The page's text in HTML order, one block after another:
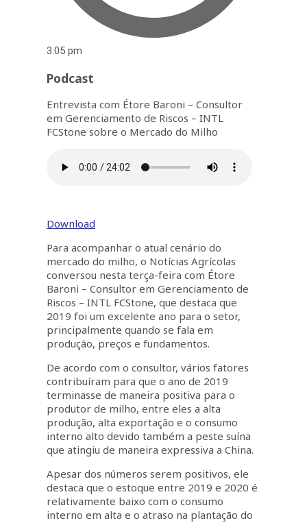
3:05 pm
Podcast
Entrevista com Étore Baroni – Consultor
em Gerenciamento de Riscos – INTL
FCStone sobre o Mercado do Milho
Download
Para acompanhar o atual cenário do
mercado do milho, o Notícias Agrícolas
conversou nesta terça-feira com Étore
Baroni – Consultor em Gerenciamento de
Riscos – INTL FCStone, que destaca que
2019 foi um excelente ano para o setor,
principalmente quando se fala em
produção, preços e fundamentos.
De acordo com o consultor, vários fatores
contribuíram para que o ano de 2019
terminasse de maneira positiva para o
produtor de milho, entre eles a alta
produção, alta exportação e o consumo
interno alto devido também a peste suína
que atingiu de maneira expressiva a China.
Apesar dos números serem positivos, ele
destaca que o estoque entre 2019 e 2020 é
relativamente baixo com o consumo
interno em alta e o atraso na plantação do